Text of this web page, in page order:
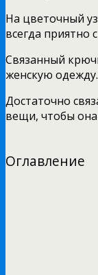
На цветочный
всегда приятно
Связанный
женскую одежду.
Достаточно
вещи, чтобы
Оглавление